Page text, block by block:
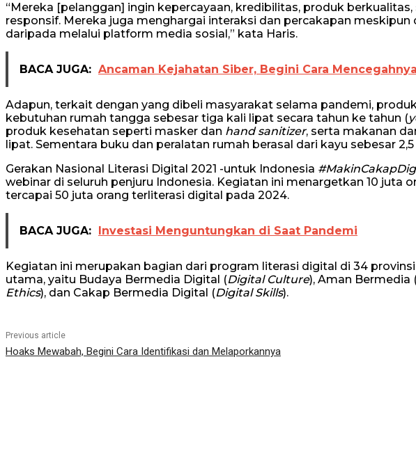
“Mereka [pelanggan] ingin kepercayaan, kredibilitas, produk
responsif. Mereka juga menghargai interaksi dan percakapan
daripada melalui platform media sosial,” kata Haris.
BACA JUGA: Ancaman Kejahatan Siber, Begini Cara Mencegahnya
Adapun, terkait dengan yang dibeli masyarakat selama pandemi,
kebutuhan rumah tangga sebesar tiga kali lipat secara tahun ke tahun (
produk kesehatan seperti masker dan hand sanitizer, serta makanan
lipat. Sementara buku dan peralatan rumah berasal dari kayu sebesar
Gerakan Nasional Literasi Digital 2021 -untuk Indonesia
webinar di seluruh penjuru Indonesia. Kegiatan ini menargetkan 10 juta
tercapai 50 juta orang terliterasi digital pada 2024.
BACA JUGA: Investasi Menguntungkan di Saat Pandemi
Kegiatan ini merupakan bagian dari program literasi digital di 34
utama, yaitu Budaya Bermedia Digital (Digital Culture), Aman Bermedia
Ethics), dan Cakap Bermedia Digital (Digital Skills).
Previous article
Hoaks Mewabah, Begini Cara Identifikasi dan Melaporkannya